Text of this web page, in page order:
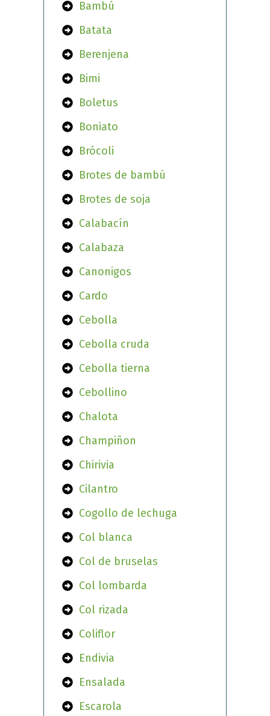
Bambú
Batata
Berenjena
Bimi
Boletus
Boniato
Brócoli
Brotes de bambú
Brotes de soja
Calabacín
Calabaza
Canonigos
Cardo
Cebolla
Cebolla cruda
Cebolla tierna
Cebollino
Chalota
Champiñon
Chirivia
Cilantro
Cogollo de lechuga
Col blanca
Col de bruselas
Col lombarda
Col rizada
Coliflor
Endivia
Ensalada
Escarola